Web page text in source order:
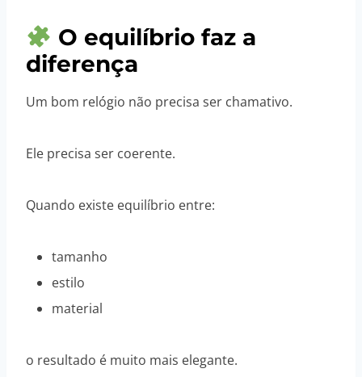
O equilíbrio faz a
diferença
Um bom relógio não precisa ser chamativo.
Ele precisa ser coerente.
Quando existe equilíbrio entre:
tamanho
estilo
material
o resultado é muito mais elegante.